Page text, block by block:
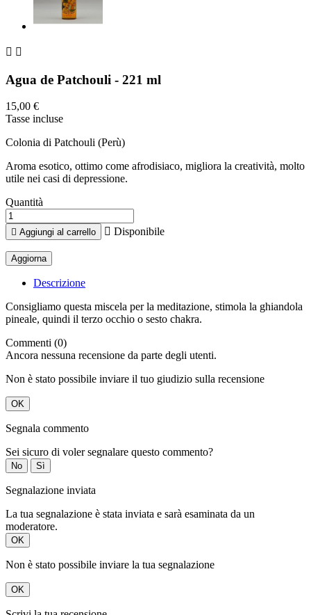
 
Agua de Patchouli - 221 ml
15,00 €
Tasse incluse
Colonia di Patchouli (Perù)
Aroma esotico, ottimo come afrodisiaco, migliora la creatività, molto
utile nei casi di depressione.
Quantità
 Aggiungi al carrello  Disponibile
Descrizione
Consigliamo questa miscela per la meditazione, stimola la ghiandola
pineale, quindi il terzo occhio o sesto chakra.
Commenti (0)
Ancora nessuna recensione da parte degli utenti.
Non è stato possibile inviare il tuo giudizio sulla recensione
OK
Segnala commento
Sei sicuro di voler segnalare questo commento?
No Sì
Segnalazione inviata
La tua segnalazione è stata inviata e sarà esaminata da un
moderatore.
OK
Non è stato possibile inviare la tua segnalazione
OK